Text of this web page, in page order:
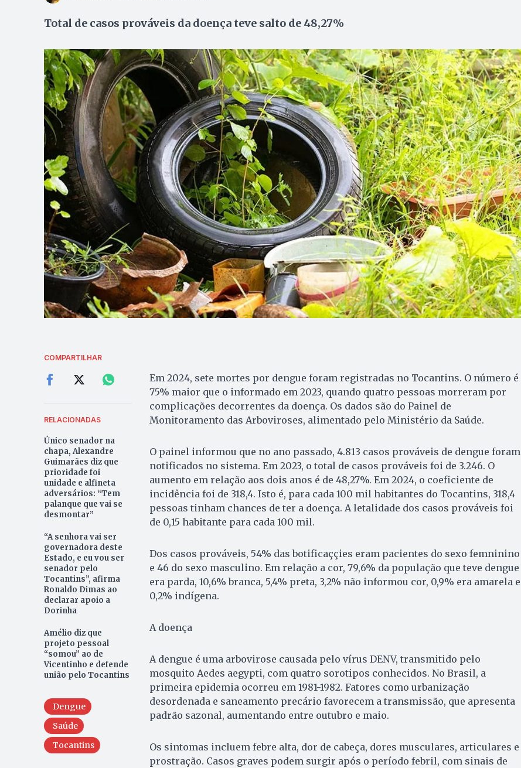
Total de casos prováveis da doença teve salto de 48,27%
COMPARTILHAR
RELACIONADAS
Único senador na
chapa, Alexandre
Guimarães diz que
prioridade foi
unidade e alfineta
adversários: “Tem
palanque que vai se
desmontar”
“A senhora vai ser
governadora deste
Estado, e eu vou ser
senador pelo
Tocantins”, afirma
Ronaldo Dimas ao
declarar apoio a
Dorinha
Amélio diz que
projeto pessoal
“somou” ao de
Vicentinho e defende
união pelo Tocantins
Dengue
Saúde
Tocantins
Em 2024, sete mortes por dengue foram registradas no Tocantins. O número é
75% maior que o informado em 2023, quando quatro pessoas morreram por
complicações decorrentes da doença. Os dados são do Painel de
Monitoramento das Arboviroses, alimentado pelo Ministério da Saúde.
O painel informou que no ano passado, 4.813 casos prováveis de dengue foram
notificados no sistema. Em 2023, o total de casos prováveis foi de 3.246. O
aumento em relação aos dois anos é de 48,27%. Em 2024, o coeficiente de
incidência foi de 318,4. Isto é, para cada 100 mil habitantes do Tocantins, 318,4
pessoas tinham chances de ter a doença. A letalidade dos casos prováveis foi
de 0,15 habitante para cada 100 mil.
Dos casos prováveis, 54% das botificaççies eram pacientes do sexo femninino
e 46 do sexo masculino. Em relação a cor, 79,6% da população que teve dengue
era parda, 10,6% branca, 5,4% preta, 3,2% não informou cor, 0,9% era amarela e
0,2% indígena.
A doença
A dengue é uma arbovirose causada pelo vírus DENV, transmitido pelo
mosquito Aedes aegypti, com quatro sorotipos conhecidos. No Brasil, a
primeira epidemia ocorreu em 1981-1982. Fatores como urbanização
desordenada e saneamento precário favorecem a transmissão, que apresenta
padrão sazonal, aumentando entre outubro e maio.
Os sintomas incluem febre alta, dor de cabeça, dores musculares, articulares e
prostração. Casos graves podem surgir após o período febril, com sinais de